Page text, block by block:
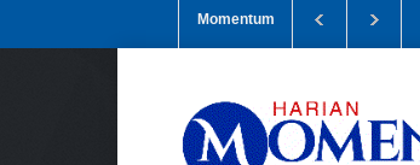
Momentum